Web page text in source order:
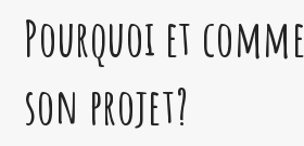
Pourquoi et
son projet?